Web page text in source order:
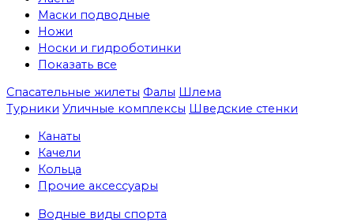
Маски подводные
Ножи
Носки и гидроботинки
Показать все
Спасательные жилеты Фалы Шлема
Турники Уличные комплексы Шведские стенки
Канаты
Качели
Кольца
Прочие аксессуары
Водные виды спорта